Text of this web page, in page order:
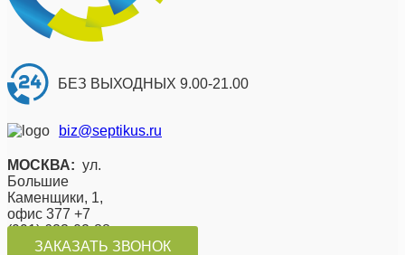
БЕЗ ВЫХОДНЫХ 9.00-21.00
biz@septikus.ru
МОСКВА: ул.
Большие
Каменщики, 1,
офис 377 +7
(991) 623-02-88
ЗАКАЗАТЬ ЗВОНОК